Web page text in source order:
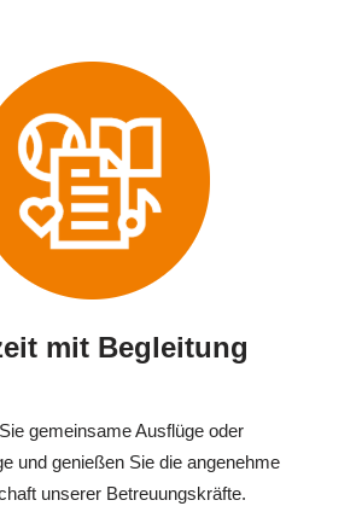
mit Begleitung
gemeinsame Ausflüge oder
und genießen Sie die angenehme
unserer Betreuungskräfte.